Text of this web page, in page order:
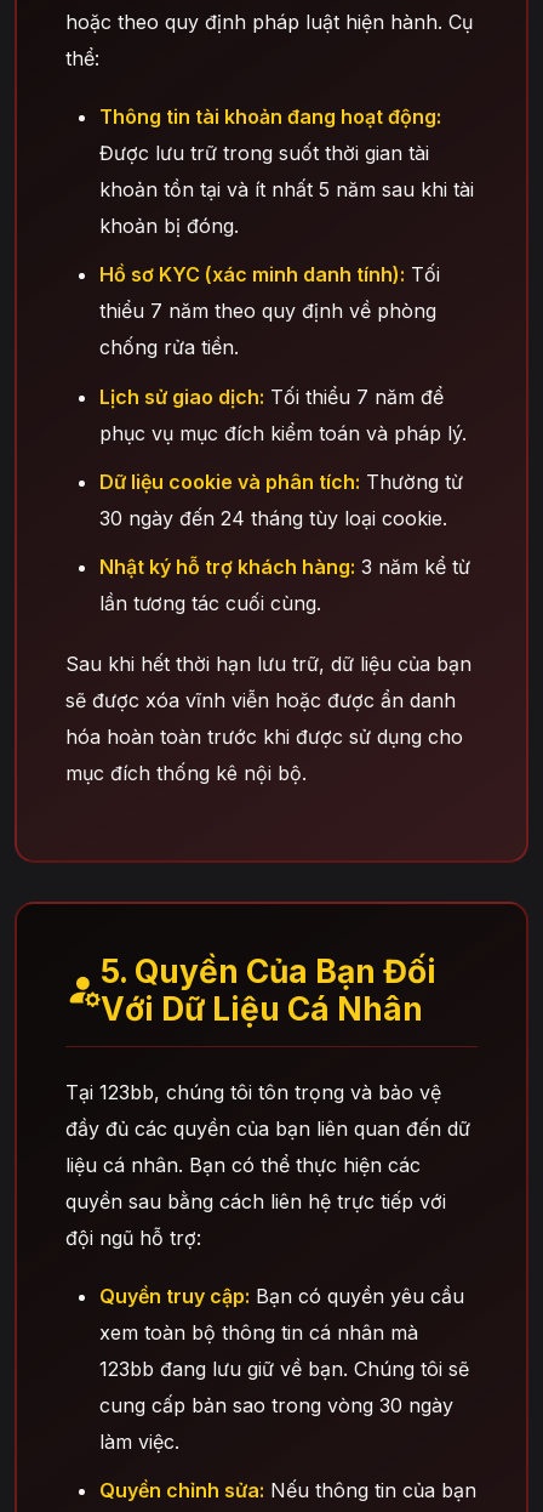
hoặc theo quy định pháp luật hiện hành. Cụ
thể:
Thông tin tài khoản đang hoạt động:
Được lưu trữ trong suốt thời gian tài
khoản tồn tại và ít nhất 5 năm sau khi tài
khoản bị đóng.
Hồ sơ KYC (xác minh danh tính): Tối
thiểu 7 năm theo quy định về phòng
chống rửa tiền.
Lịch sử giao dịch: Tối thiểu 7 năm để
phục vụ mục đích kiểm toán và pháp lý.
Dữ liệu cookie và phân tích: Thường từ
30 ngày đến 24 tháng tùy loại cookie.
Nhật ký hỗ trợ khách hàng: 3 năm kể từ
lần tương tác cuối cùng.
Sau khi hết thời hạn lưu trữ, dữ liệu của bạn
sẽ được xóa vĩnh viễn hoặc được ẩn danh
hóa hoàn toàn trước khi được sử dụng cho
mục đích thống kê nội bộ.
5. Quyền Của Bạn Đối
Với Dữ Liệu Cá Nhân
Tại 123bb, chúng tôi tôn trọng và bảo vệ
đầy đủ các quyền của bạn liên quan đến dữ
liệu cá nhân. Bạn có thể thực hiện các
quyền sau bằng cách liên hệ trực tiếp với
đội ngũ hỗ trợ:
Quyền truy cập: Bạn có quyền yêu cầu
xem toàn bộ thông tin cá nhân mà
123bb đang lưu giữ về bạn. Chúng tôi sẽ
cung cấp bản sao trong vòng 30 ngày
làm việc.
Quyền chỉnh sửa: Nếu thông tin của bạn